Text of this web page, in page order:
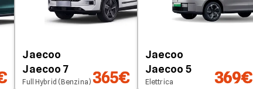
Jaecoo
Jaecoo 7
Full Hybrid (Benzina) 365€
Jaecoo
Jaecoo 5
Elettrica 369€